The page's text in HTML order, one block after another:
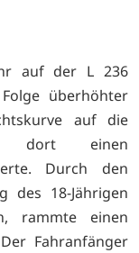
auf der L 236
überhöhter
auf die
dort einen
Durch den
des 18-Jährigen
rammte einen
Fahranfänger